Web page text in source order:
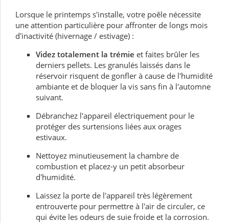
Lorsque le printemps s'installe, votre poêle nécessite
une attention particulière pour affronter de longs mois
d'inactivité (hivernage / estivage) :
Videz totalement la trémie et faites brûler les
derniers pellets. Les granulés laissés dans le
réservoir risquent de gonfler à cause de l'humidité
ambiante et de bloquer la vis sans fin à l'automne
suivant.
Débranchez l'appareil électriquement pour le
protéger des surtensions liées aux orages
estivaux.
Nettoyez minutieusement la chambre de
combustion et placez-y un petit absorbeur
d'humidité.
Laissez la porte de l'appareil très légèrement
entrouverte pour permettre à l'air de circuler, ce
qui évite les odeurs de suie froide et la corrosion.